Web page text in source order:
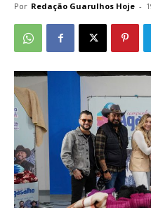
Por Redação Guarulhos Hoje -